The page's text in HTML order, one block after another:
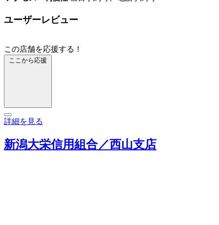
ユーザーレビュー
この店舗を応援する！
ここから応援
詳細を見る
新潟大栄信用組合／西山支店